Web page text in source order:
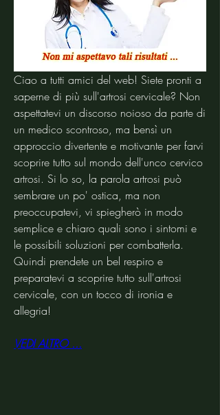
Ciao a tutti amici del web! Siete pronti a
saperne di più sull'artrosi cervicale? Non
aspettatevi un discorso noioso da parte di
un medico scontroso, ma bensì un
approccio divertente e motivante per farvi
scoprire tutto sul mondo dell'unco cervico
artrosi. Si lo so, la parola artrosi può
sembrare un po' ostica, ma non
preoccupatevi, vi spiegherò in modo
semplice e chiaro quali sono i sintomi e
le possibili soluzioni per combatterla.
Quindi prendete un bel respiro e
preparatevi a scoprire tutto sull'artrosi
cervicale, con un tocco di ironia e
allegria!
VEDI ALTRO ...